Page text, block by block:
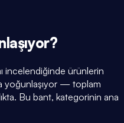
?
incelendiğinde ürünlerin
yoğunlaşıyor — toplam
Bu bant, kategorinin ana